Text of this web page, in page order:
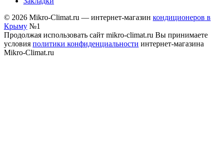
© 2026 Mikro-Climat.ru — интернет-магазин кондиционеров в
Крыму №1
Продолжая использовать сайт mikro-climat.ru Вы принимаете
условия политики конфиденциальности интернет-магазина
Mikro-Climat.ru